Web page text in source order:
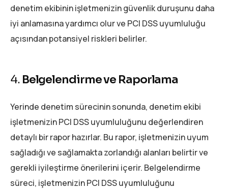
denetim ekibinin işletmenizin güvenlik duruşunu daha
iyi anlamasına yardımcı olur ve PCI DSS uyumluluğu
açısından potansiyel riskleri belirler.
4. Belgelendirme ve Raporlama
Yerinde denetim sürecinin sonunda, denetim ekibi
işletmenizin PCI DSS uyumluluğunu değerlendiren
detaylı bir rapor hazırlar. Bu rapor, işletmenizin uyum
sağladığı ve sağlamakta zorlandığı alanları belirtir ve
gerekli iyileştirme önerilerini içerir. Belgelendirme
süreci, işletmenizin PCI DSS uyumluluğunu